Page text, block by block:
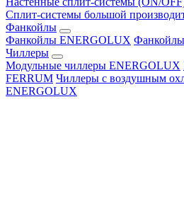
Сплит-системы большой
Фанкойлы
Фанкойлы ENERGOLUX
Чиллеры
Модульные чиллеры ENERGOLUX
FERRUM Чиллеры с воздушным
ENERGOLUX